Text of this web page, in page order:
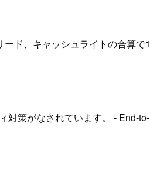
ド、キャッシュライトの合算で
対策がなされています。 - End-